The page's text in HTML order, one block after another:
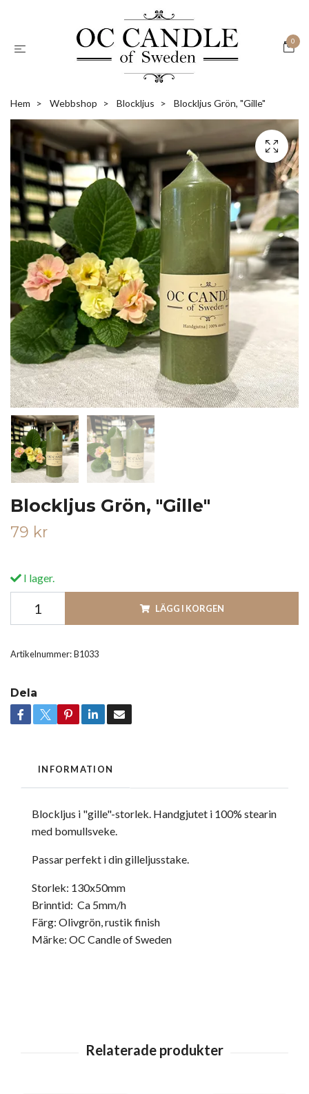
0
Hem Webbshop Blockljus Blockljus Grön, "Gille"
Blockljus Grön, "Gille"
79 kr
I lager.
LÄGG I KORGEN
Artikelnummer:B1033
Dela
INFORMATION
Blockljus i "gille"-storlek. Handgjutet i 100% stearin
med bomullsveke.
Passar perfekt i din gilleljusstake.
Storlek: 130x50mm
Brinntid: Ca 5mm/h
Färg: Olivgrön, rustik finish
Märke: OC Candle of Sweden